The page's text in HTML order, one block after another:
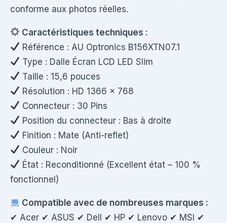
conforme aux photos réelles.
Caractéristiques techniques :
Référence : AU Optronics B156XTN07.1
Type : Dalle Écran LCD LED Slim
Taille : 15,6 pouces
Résolution : HD 1366 × 768
Connecteur : 30 Pins
Position du connecteur : Bas à droite
Finition : Mate (Anti-reflet)
Couleur : Noir
État : Reconditionné (Excellent état – 100 %
fonctionnel)
Compatible avec de nombreuses marques :
✔ Acer ✔ ASUS ✔ Dell ✔ HP ✔ Lenovo ✔ MSI ✔